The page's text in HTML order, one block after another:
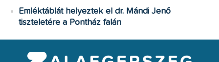
Emléktáblát helyeztek el dr. Mándi Jenő
tiszteletére a Pontház falán